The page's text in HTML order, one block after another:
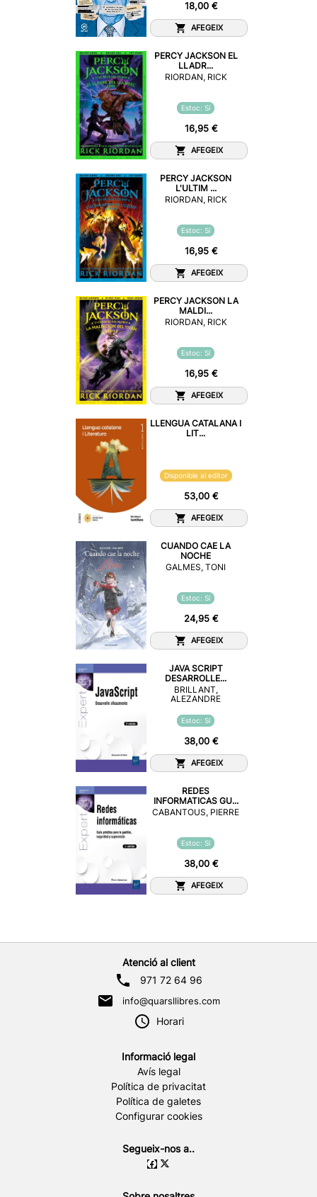
18,00 €
AFEGEIX
PERCY JACKSON EL
LLADR...
RIORDAN, RICK
Estoc: Sí
16,95 €
AFEGEIX
PERCY JACKSON
L'ULTIM ...
RIORDAN, RICK
Estoc: Sí
16,95 €
AFEGEIX
PERCY JACKSON LA
MALDI...
RIORDAN, RICK
Estoc: Sí
16,95 €
AFEGEIX
LLENGUA CATALANA I
LIT...
Disponible al editor
53,00 €
AFEGEIX
CUANDO CAE LA
NOCHE
GALMES, TONI
Estoc: Sí
24,95 €
AFEGEIX
JAVA SCRIPT
DESARROLLE...
BRILLANT,
ALEZANDRE
Estoc: Sí
38,00 €
AFEGEIX
REDES
INFORMATICAS GU...
CABANTOUS, PIERRE
Estoc: Sí
38,00 €
AFEGEIX
Atenció al client
971 72 64 96
info@quarsllibres.com
Horari
Informació legal
Avís legal
Política de privacitat
Política de galetes
Configurar cookies
Segueix-nos a..